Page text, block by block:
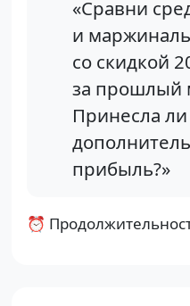
«Сравни
и
со скидкой
за прошлый
Принесла
прибыль?»
⏰